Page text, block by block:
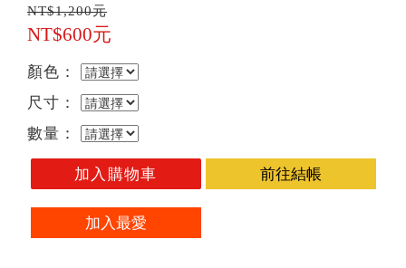
NT$1,200元
NT$600元
顏色：
尺寸：
數量：
加入購物車 前往結帳
加入最愛